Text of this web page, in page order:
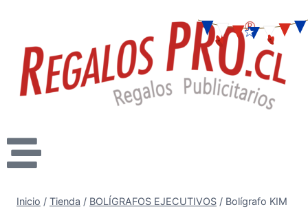
Inicio / Tienda / BOLÍGRAFOS EJECUTIVOS / Bolígrafo KIM